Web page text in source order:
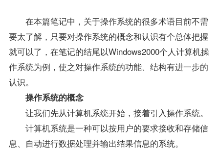
在本篇笔记中，关于操作系统的很多术语目前不需
要太了解，只要对操作系统的概念和认识有个总体把握
就可以了，在笔记的结尾以Windows2000个人计算机操
作系统为例，使之对操作系统的功能、结构有进一步的
认识。
操作系统的概念
让我们先从计算机系统开始，接着引入操作系统。
计算机系统是一种可以按用户的要求接收和存储信
息、自动进行数据处理并输出结果信息的系统。